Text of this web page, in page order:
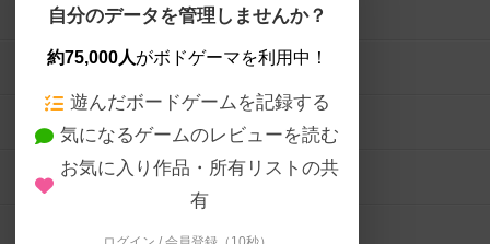
自分のデータを管理しませんか？
約75,000人がボドゲーマを利用中！
遊んだボードゲームを記録する
気になるゲームのレビューを読む
お気に入り作品・所有リストの共
有
ボードゲームを検索する
ボードゲームの新着レビュー
ボードゲーム会情報
メカニクス特集
掲示板・トピックス